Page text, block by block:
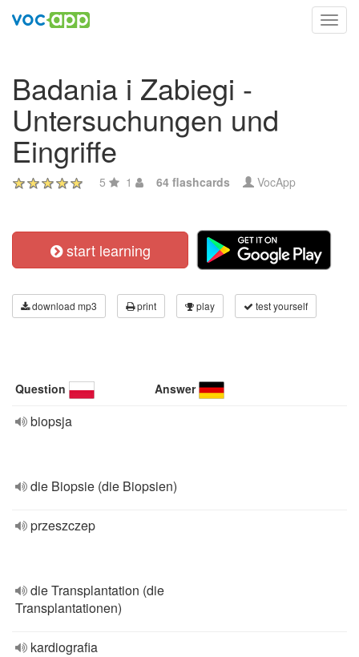
Badania i Zabiegi -
Untersuchungen und
Eingriffe
5 1 64 flashcards VocApp
start learning
download mp3 print play test yourself
Question Answer
biopsja
die Biopsie (die Biopsien)
przeszczep
die Transplantation (die
Transplantationen)
kardiografia